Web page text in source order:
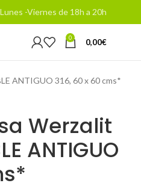
Lunes -Viernes de 18h a 20h
0 0,00€
ANTIGUO 316, 60 x 60 cms*
Werzalit
ANTIGUO